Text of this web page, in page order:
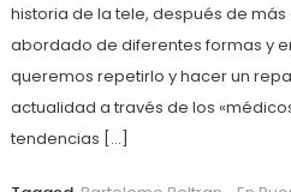
historia de la tele, después de
abordado de diferentes formas y
queremos repetirlo y hacer un
actualidad a través de los
tendencias […]